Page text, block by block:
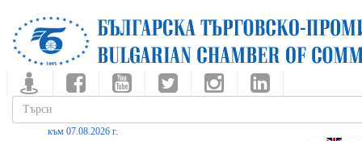
към 07.08.2026 г.